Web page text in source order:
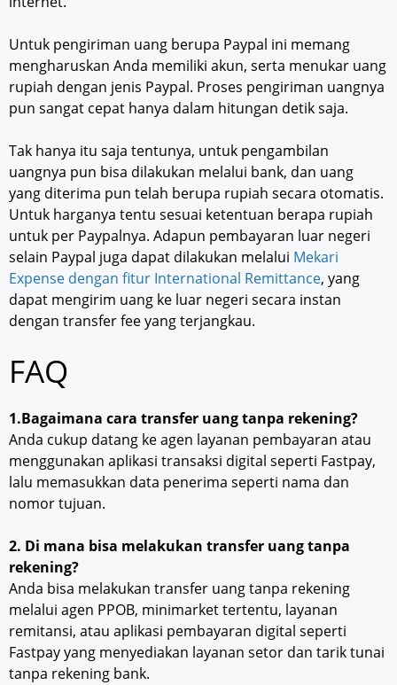
Untuk pengiriman uang berupa Paypal ini memang
mengharuskan Anda memiliki akun, serta menukar uang
rupiah dengan jenis Paypal. Proses pengiriman uangnya
pun sangat cepat hanya dalam hitungan detik saja.
Tak hanya itu saja tentunya, untuk pengambilan
uangnya pun bisa dilakukan melalui bank, dan uang
yang diterima pun telah berupa rupiah secara otomatis.
Untuk harganya tentu sesuai ketentuan berapa rupiah
untuk per Paypalnya. Adapun pembayaran luar negeri
selain Paypal juga dapat dilakukan melalui Mekari
Expense dengan fitur International Remittance, yang
dapat mengirim uang ke luar negeri secara instan
dengan transfer fee yang terjangkau.
FAQ
1.Bagaimana cara transfer uang tanpa rekening?
Anda cukup datang ke agen layanan pembayaran atau
menggunakan aplikasi transaksi digital seperti Fastpay,
lalu memasukkan data penerima seperti nama dan
nomor tujuan.
2. Di mana bisa melakukan transfer uang tanpa
rekening?
Anda bisa melakukan transfer uang tanpa rekening
melalui agen PPOB, minimarket tertentu, layanan
remitansi, atau aplikasi pembayaran digital seperti
Fastpay yang menyediakan layanan setor dan tarik tunai
tanpa rekening bank.